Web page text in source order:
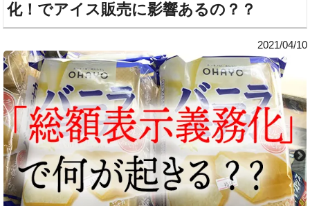
化！でアイス販売に影響あるの？？
2021/04/10